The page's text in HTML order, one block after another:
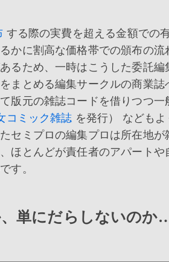
する際の実費を超える金額での
かに割高な価格帯での頒布の流
るため、一時はこうした委託編
まとめる編集サークルの商業誌
版元の雑誌コードを借りつつ
コミック雑誌 を発行） なども
セミプロの編集プロは所在地が
ほとんどが責任者のアパートや
す。
単にだらしないのか